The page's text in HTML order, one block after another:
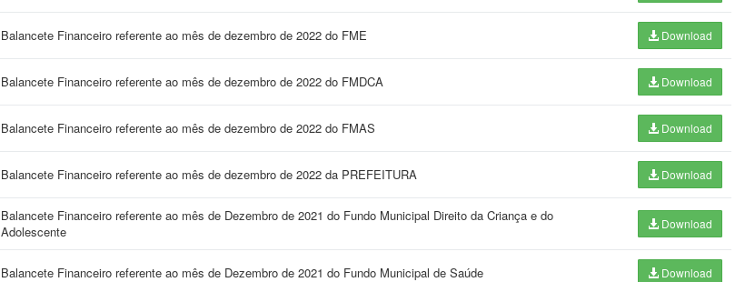
Balancete Financeiro referente ao mês de dezembro de 2022 do FME Download
Balancete Financeiro referente ao mês de dezembro de 2022 do FMDCA Download
Balancete Financeiro referente ao mês de dezembro de 2022 do FMAS Download
Balancete Financeiro referente ao mês de dezembro de 2022 da PREFEITURA Download
Balancete Financeiro referente ao mês de Dezembro de 2021 do Fundo Municipal Direito da Criança e do
Adolescente
Download
Balancete Financeiro referente ao mês de Dezembro de 2021 do Fundo Municipal de Saúde Download